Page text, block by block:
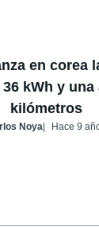
en corea
kWh y
kilómetros
Noya Hace 9